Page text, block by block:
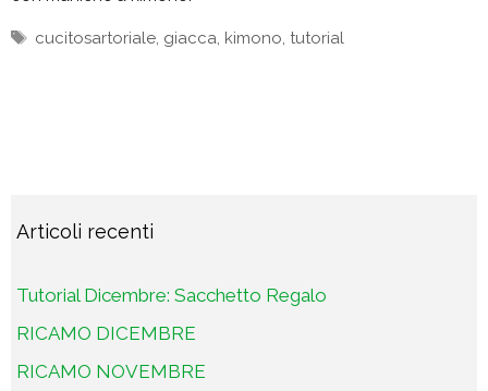
Tag
cucitosartoriale giacca kimono tutorial
Articoli recenti
Tutorial Dicembre: Sacchetto Regalo
RICAMO DICEMBRE
RICAMO NOVEMBRE